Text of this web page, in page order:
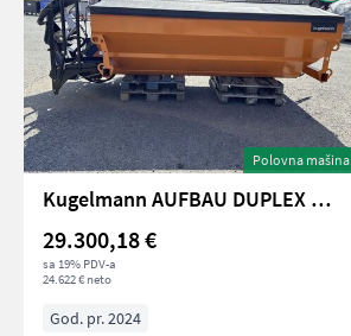
Polovna mašina
Kugelmann AUFBAU DUPLEX 3,2 M³
29.300,18 €
sa 19% PDV-a
24.622 € neto
God. pr. 2024